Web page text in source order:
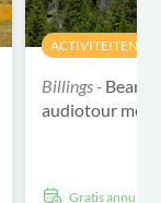
ACTIVITEITEN
Billings -
audiotour met
Gratis